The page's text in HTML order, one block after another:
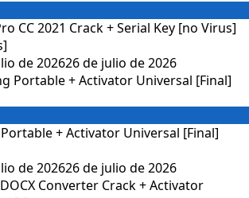
CC 2021 Crack + Serial Key [no Virus]
de 202626 de julio de 2026
+ Activator Universal [Final]
de 202626 de julio de 2026